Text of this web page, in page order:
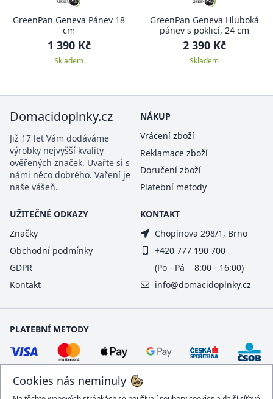
GreenPan Geneva Pánev 18
cm
1 390 Kč
Skladem
GreenPan Geneva Hluboká
pánev s poklicí, 24 cm
2 390 Kč
Skladem
Cookies nás neminuly
Domacidoplnky.cz
Již 17 let Vám dodáváme
výrobky nejvyšší kvality
ověřených značek. Uvařte si s
námi něco dobrého. Vaření je
naše vášeň.
NÁKUP
Vrácení zboží
Reklamace zboží
Doručení zboží
Platební metody
UŽITEČNÉ ODKAZY
Značky
Obchodní podmínky
GDPR
Kontakt
KONTAKT
Chopinova 298/1, Brno
+420 777 190 700
(Po - Pá 8:00 - 16:00)
info@domacidoplnky.cz
PLATEBNÍ METODY